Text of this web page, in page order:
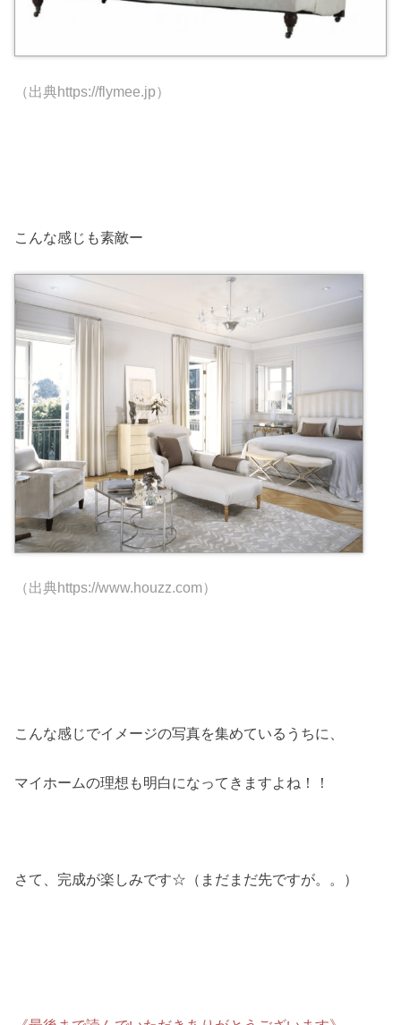
（出典https://flymee.jp）
こんな感じも素敵ー
（出典https://www.houzz.com）
こんな感じでイメージの写真を集めているうちに、
マイホームの理想も明白になってきますよね！！
さて、完成が楽しみです☆（まだまだ先ですが。。）